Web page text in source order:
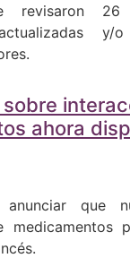
26
y/
ahora
anunciar que
medicamentos